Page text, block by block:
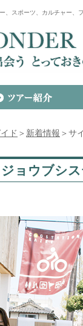
、スポーツ、カルチャー
ド ＞ 新着情報 ＞サ
ョウブシ